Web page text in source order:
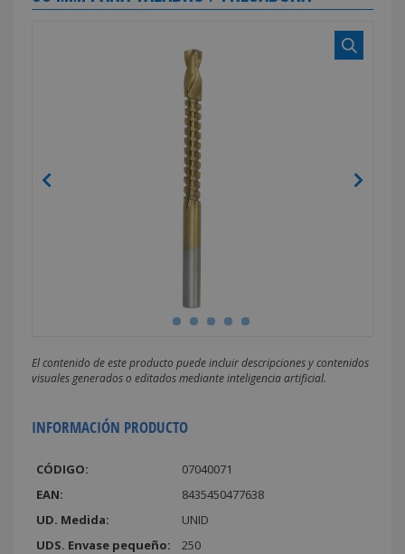
El contenido de este producto puede incluir descripciones y contenidos
visuales generados o editados mediante inteligencia artificial.
INFORMACIÓN PRODUCTO
CÓDIGO:
07040071
EAN:
8435450477638
UD. Medida:
UNID
UDS. Envase pequeño:
250